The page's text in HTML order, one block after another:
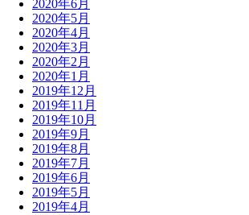
2020年6月
2020年5月
2020年4月
2020年3月
2020年2月
2020年1月
2019年12月
2019年11月
2019年10月
2019年9月
2019年8月
2019年7月
2019年6月
2019年5月
2019年4月